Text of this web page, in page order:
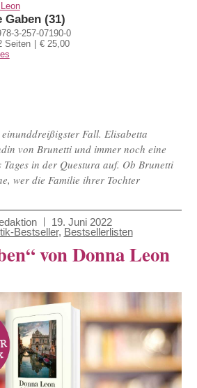
Gaben (31)
3-257-07190-0
Seiten
€ 25,00
Fall. Elisabetta
von Brunetti und immer noch eine
Tages in der Questura auf. Ob Brunetti
wer die Familie ihrer Tochter
19. Juni 2022
Bestseller, Bestsellerlisten
von Donna Leon